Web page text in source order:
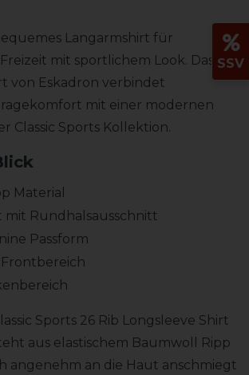
Langarmshirt für
mit sportlichem Look. Das Rib
von Eskadron verbindet
mit einer modernen
Classic Sports Kollektion.
Material
mit Rundhalsausschnitt
Passform
Sports 26 Rib Longsleeve Shirt
aus elastischem Baumwoll Ripp
angenehm an die Haut anschmiegt
SSV